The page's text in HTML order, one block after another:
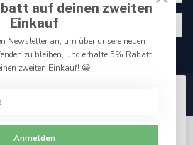
um das beste Seitenerlebnis
auf deinen zweiten
Einkauf
Newsletter an, um über unsere neuen
zu bleiben, und erhalte 5% Rabatt
zweiten Einkauf! 😀
Anmelden